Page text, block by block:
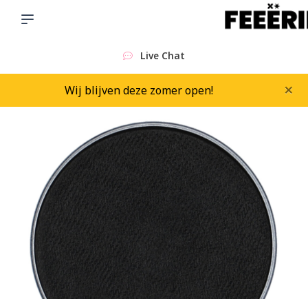
Sinds 2015
Wij blijven deze zomer open! ×